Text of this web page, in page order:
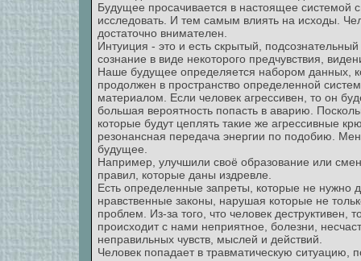
Будущее просачивается в настоящее
исследовать. И тем самым влиять на исходы.
достаточно внимателен.
Интуиция - это и есть скрытый,
сознание в виде некоторого предчувствия,
Наше будущее определяется набором данных,
продолжен в пространство определенной
материалом. Если человек агрессивен, то он
большая вероятность попасть в аварию.
которые будут цеплять такие же агрессивные
резонансная передача энергии по подобию.
будущее.
Например, улучшили своё образование или
правил, которые даны издревле.
Есть определенные запреты, которые не нужно
нравственные законы, нарушая которые не
проблем. Из-за того, что человек деструктивен,
происходит с нами неприятное, болезни,
неправильных чувств, мыслей и действий.
Человек попадает в травматическую ситуацию,